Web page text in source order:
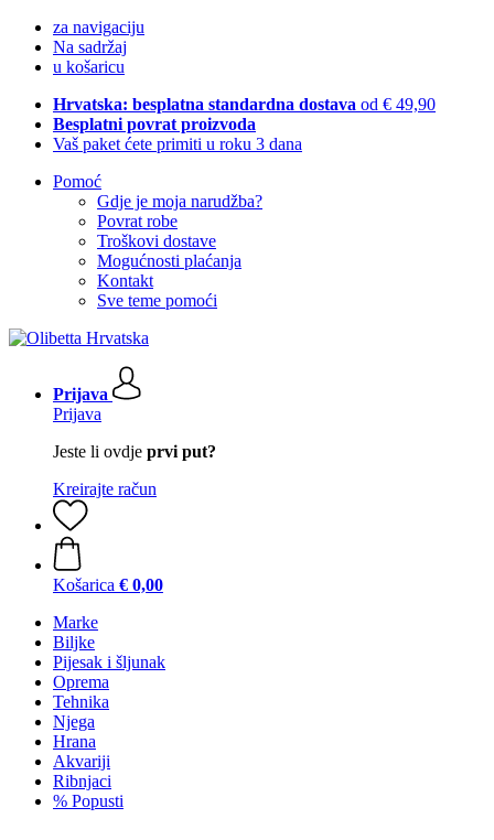
za navigaciju
Na sadržaj
u košaricu
Hrvatska: besplatna standardna dostava od € 49,90
Besplatni povrat proizvoda
Vaš paket ćete primiti u roku 3 dana
Pomoć
Gdje je moja narudžba?
Povrat robe
Troškovi dostave
Mogućnosti plaćanja
Kontakt
Sve teme pomoći
Prijava
Prijava
Jeste li ovdje prvi put?
Kreirajte račun
Košarica € 0,00
Marke
Biljke
Pijesak i šljunak
Oprema
Tehnika
Njega
Hrana
Akvariji
Ribnjaci
% Popusti